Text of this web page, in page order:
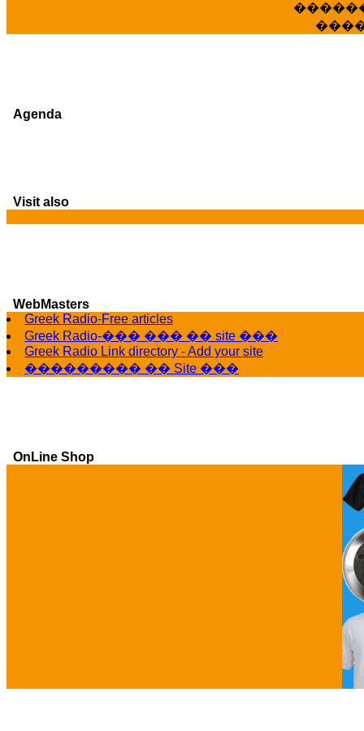
Agenda
Visit also
WebMasters
Greek Radio-Free articles
Greek Radio-��� ��� �� site ���
Greek Radio Link directory - Add your site
��������� �� Site ���
OnLine Shop